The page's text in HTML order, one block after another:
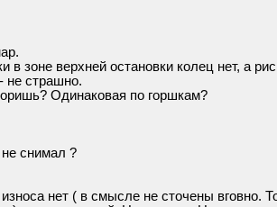
в зоне верхней остановки колец нет, а
не страшно.
Одинаковая по горшкам?
снимал ?
нет ( в смысле не сточены вговно.